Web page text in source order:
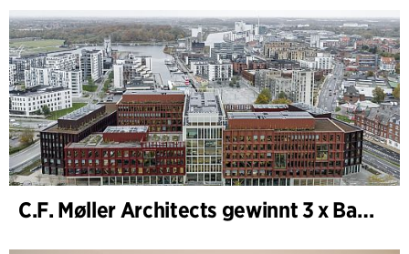
C.F. Møller Architects gewinnt 3 x Bauwerk des Jahres (Årets Byggeri) 2025